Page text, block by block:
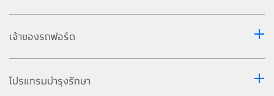
เจ้าของรถฟอร์ด
โปรแกรมบำรุงรักษา